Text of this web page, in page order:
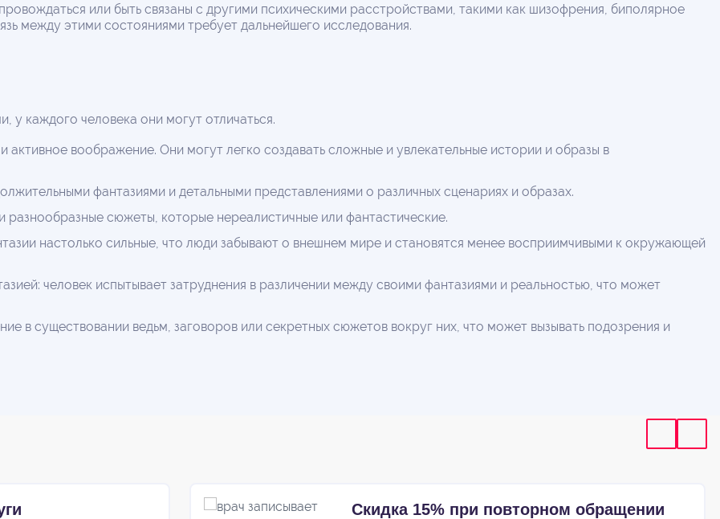
или быть связаны с другими психическими расстройствами, такими как шизофрения, биполярное
между этими состояниями требует дальнейшего исследования.
каждого человека они могут отличаться.
воображение. Они могут легко создавать сложные и увлекательные истории и образы в
фантазиями и детальными представлениями о различных сценариях и образах.
сюжеты, которые нереалистичные или фантастические.
настолько сильные, что люди забывают о внешнем мире и становятся менее восприимчивыми к окружающей
человек испытывает затруднения в различении между своими фантазиями и реальностью, что может
в существовании ведьм, заговоров или секретных сюжетов вокруг них, что может вызывать подозрения и
Скидка 15% при повторном обращении